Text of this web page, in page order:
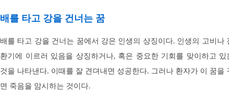
배를 타고 강을 건너는 꿈
배를 타고 강을 건너는 꿈에서 강은 인생의 상징이다. 인생의 고비나
환기에 이르러 있음을 상징하거나, 혹은 중요한 기회를 맞이하고 있
것을 나타낸다. 이때를 잘 견뎌내면 성공한다. 그러나 환자가 이 꿈을
면 죽음을 암시하는 것이다.